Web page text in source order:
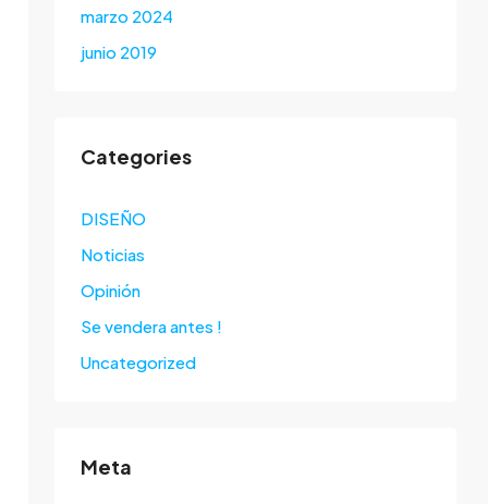
marzo 2024
junio 2019
Categories
DISEÑO
Noticias
Opinión
Se vendera antes !
Uncategorized
Meta